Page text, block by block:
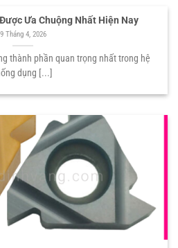
Ưa Chuộng Nhất Hiện Nay
9 Tháng 4, 2026
thành phần quan trọng nhất trong hệ
dụng [...]